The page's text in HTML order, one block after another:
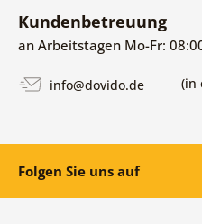
Kundenbetreuung
an Arbeitstagen Mo-Fr:
info@dovido.de (in
Folgen Sie uns auf